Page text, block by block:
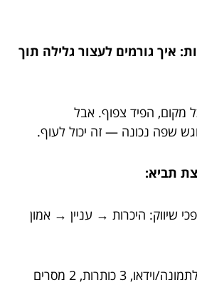
איך גורמים לעצור גלילה תוך
מקום, הפיד צפוף. אבל
שפה נכונה — זה יכול לעוף.
תביא:
שיווק: היכרות → עניין → אמון